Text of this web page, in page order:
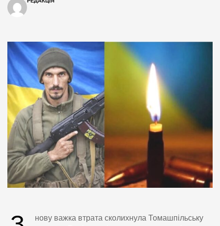
нову важка втрата сколихнула Томашпільську